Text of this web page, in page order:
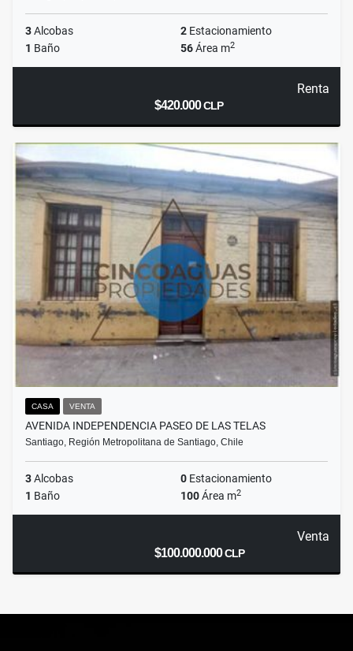
3Alcobas 2 Estacionamiento
1 Baño 56Área m2
Renta
$420.000CLP
CASA VENTA
AVENIDA INDEPENDENCIA PASEO DE LAS TELAS
Santiago, Región Metropolitana de Santiago, Chile
3Alcobas 0 Estacionamiento
1 Baño 100Área m2
Venta
$100.000.000CLP